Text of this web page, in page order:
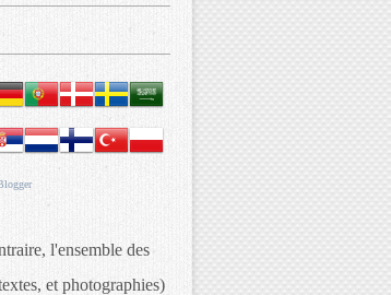
l'ensemble des
et photographies)